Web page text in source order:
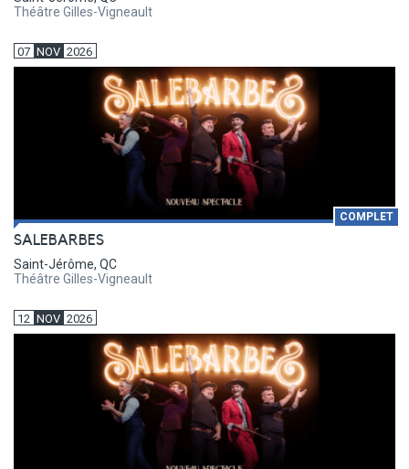
Théâtre Gilles-Vigneault
07 NOV 2026
COMPLET
SALEBARBES
Saint-Jérôme, QC
Théâtre Gilles-Vigneault
12 NOV 2026